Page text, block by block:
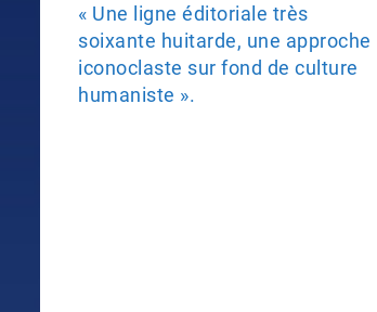
« Une ligne éditoriale très
soixante huitarde, une approche
iconoclaste sur fond de culture
humaniste ».